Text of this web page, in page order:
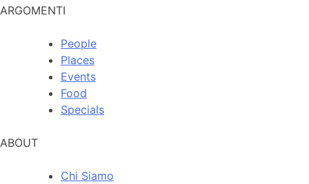
ARGOMENTI
People
Places
Events
Food
Specials
ABOUT
Chi Siamo